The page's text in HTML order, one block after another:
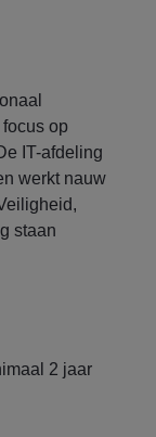
op
IT-afdeling
werkt nauw
staan
2 jaar